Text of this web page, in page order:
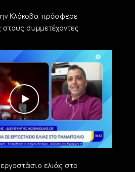
Κλόκοβα πρόσφερε
στους συμμετέχοντες
ελιάς στο